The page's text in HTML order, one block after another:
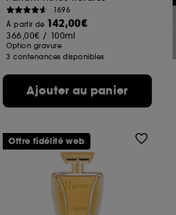
1696
À partir de 142,00€
366,00€ / 100ml
Option gravure
3 contenances disponibles
Ajouter au panier
Offre fidélité web